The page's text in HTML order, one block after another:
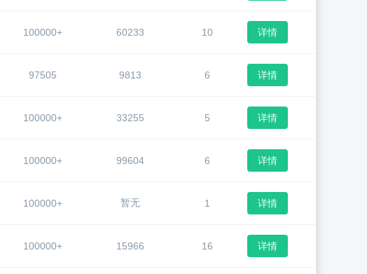
100000+ 60233 10 详情
97505 9813 6 详情
100000+ 33255 5 详情
100000+ 99604 6 详情
100000+ 暂无 1 详情
100000+ 15966 16 详情